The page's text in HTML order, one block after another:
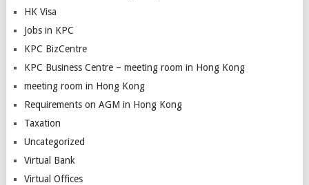
HK Visa
Jobs in KPC
KPC BizCentre
KPC Business Centre – meeting room in Hong Kong
meeting room in Hong Kong
Requirements on AGM in Hong Kong
Taxation
Uncategorized
Virtual Bank
Virtual Offices